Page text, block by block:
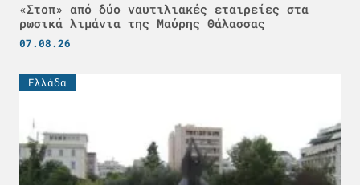
«Στοπ» από δύο ναυτιλιακές εταιρείες στα
ρωσικά λιμάνια της Μαύρης Θάλασσας
07.08.26
Ελλάδα